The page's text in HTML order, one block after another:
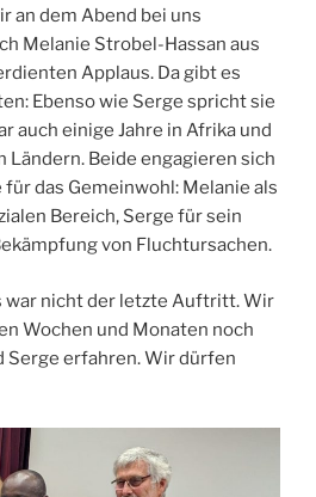
an dem Abend bei uns
Melanie Strobel-Hassan aus
Applaus. Da gibt es
Ebenso wie Serge spricht sie
auch einige Jahre in Afrika und
Ländern. Beide engagieren sich
das Gemeinwohl: Melanie als
Bereich, Serge für sein
von Fluchtursachen.
war nicht der letzte Auftritt. Wir
Wochen und Monaten noch
Serge erfahren. Wir dürfen